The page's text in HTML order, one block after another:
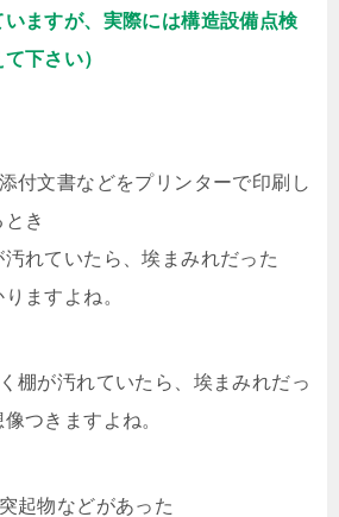
いますが、実際には構造設備点検
下さい）
付文書などをプリンターで印刷し
き
ていたら、埃まみれだった
ますよね。
棚が汚れていたら、埃まみれだっ
つきますよね。
起物などがあった